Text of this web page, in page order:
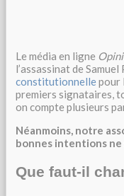
Le média en ligne
l’assassinat de Samuel
constitutionnellepour
premiers signataires,
on compte plusieurs
Néanmoins, notre
bonnes intentions ne
Que faut-il